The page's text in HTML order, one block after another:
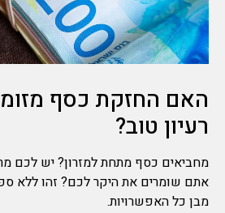
האם החזקת כסף
רעיון טוב?
מחביאים כסף מתחת למזרון? יש לכם
אתם שומרים את היקר לכם? זהו ללא
מבן כל האפשרויות.